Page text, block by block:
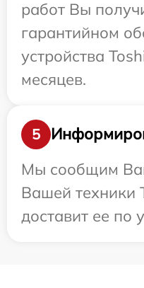
работ Вы
гарантийном
устройства
месяцев.
5
Мы сообщим
Вашей техники
доставит ее по